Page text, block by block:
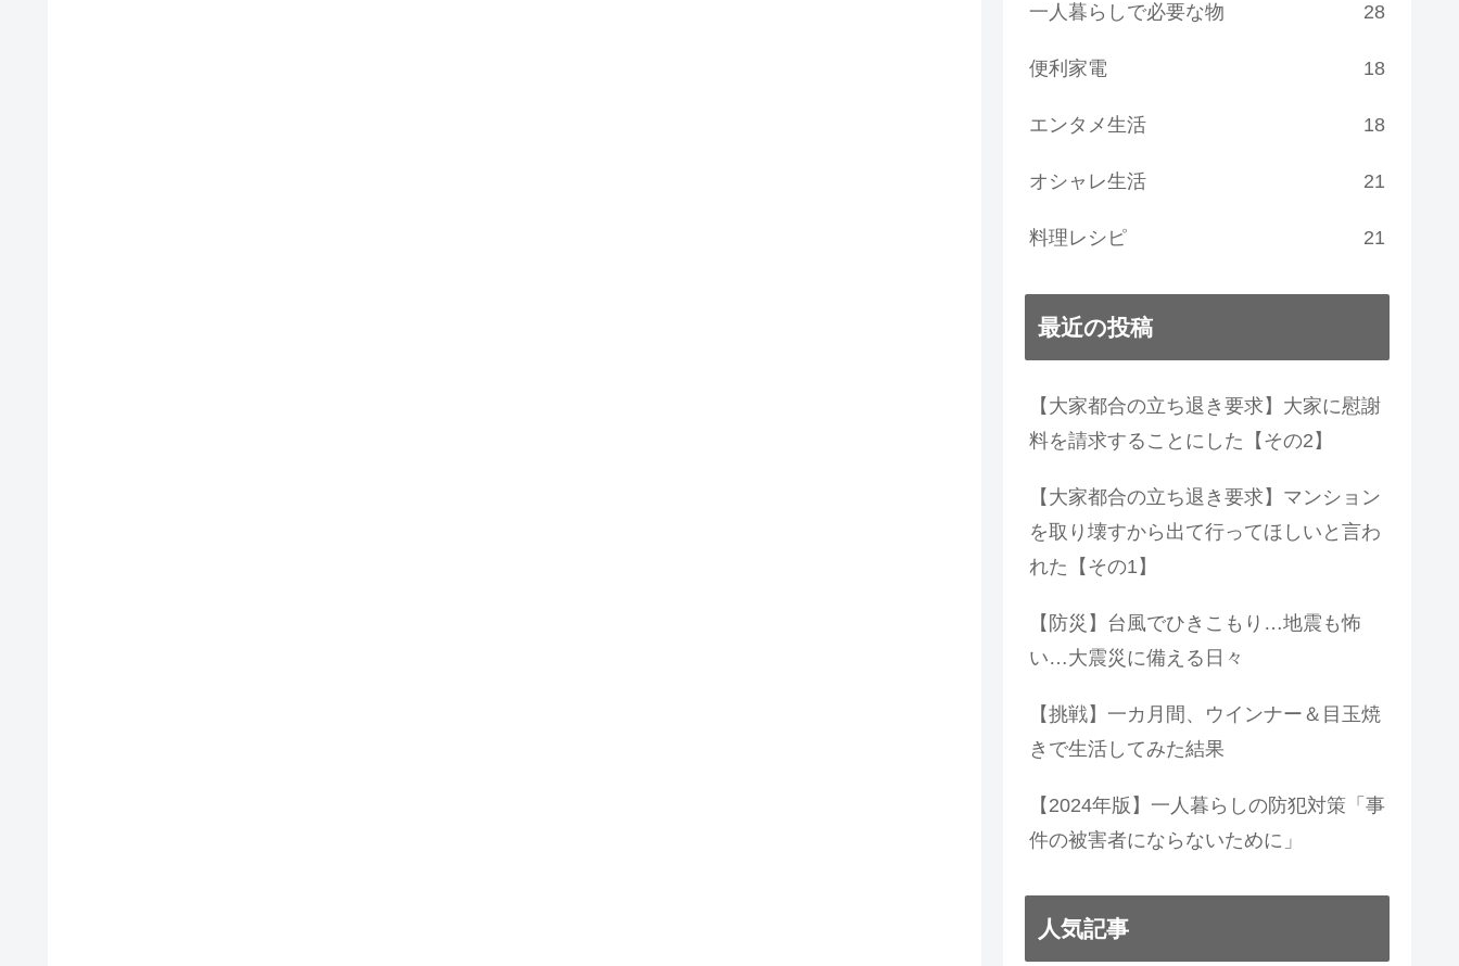
一人暮らしで必要な物 28
便利家電 18
エンタメ生活 18
オシャレ生活 21
料理レシピ 21
最近の投稿
【大家都合の立ち退き要求】大家に慰謝
料を請求することにした【その2】
【大家都合の立ち退き要求】マンション
を取り壊すから出て行ってほしいと言わ
れた【その1】
【防災】台風でひきこもり…地震も怖
い…大震災に備える日々
【挑戦】一カ月間、ウインナー＆目玉焼
きで生活してみた結果
【2024年版】一人暮らしの防犯対策「事
件の被害者にならないために」
人気記事